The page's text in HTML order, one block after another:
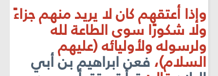
وإذا أعتقهم كان لا يريد منهم جزاءً
ولا شكورًا سوى الطاعة لله
ولرسوله ولأوليائه (عليهم
السلام)، فعن ابراهيم بن أبي